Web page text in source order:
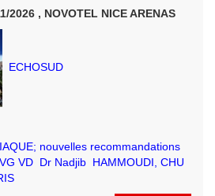
2026 , NOVOTEL NICE ARENAS
ECHOSUD
nouvelles recommandations
VD Dr Nadjib HAMMOUDI, CHU